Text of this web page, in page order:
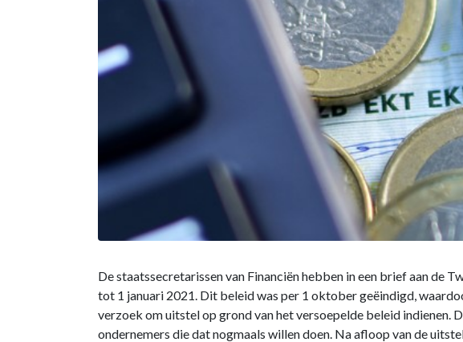
De staatssecretarissen van Financiën hebben in een brief aan de
tot 1 januari 2021. Dit beleid was per 1 oktober geëindigd,
verzoek om uitstel op grond van het versoepelde beleid
ondernemers die dat nogmaals willen doen. Na afloop van de